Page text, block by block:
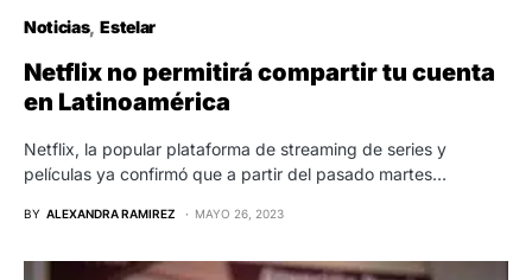
Noticias Estelar
Netflix no permitirá compartir tu cuenta
en Latinoamérica
Netflix, la popular plataforma de streaming de series y
películas ya confirmó que a partir del pasado martes…
BY ALEXANDRA RAMIREZ MAYO 26, 2023